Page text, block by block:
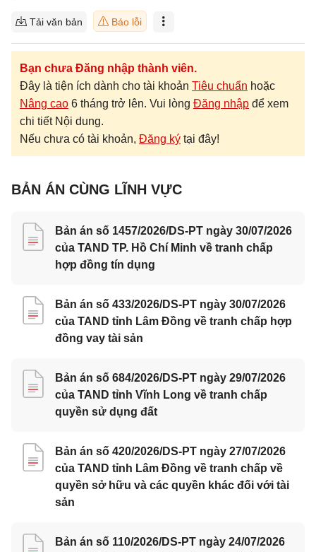
Tải văn bản Báo lỗi
Bạn chưa Đăng nhập thành viên.
Đây là tiện ích dành cho tài khoản Tiêu chuẩn hoặc
Nâng cao 6 tháng trở lên. Vui lòng Đăng nhập để xem
chi tiết Nội dung.
Nếu chưa có tài khoản, Đăng ký tại đây!
BẢN ÁN CÙNG LĨNH VỰC
Bản án số 1457/2026/DS-PT ngày 30/07/2026
của TAND TP. Hồ Chí Minh về tranh chấp
hợp đồng tín dụng
Bản án số 433/2026/DS-PT ngày 30/07/2026
của TAND tỉnh Lâm Đồng về tranh chấp hợp
đồng vay tài sản
Bản án số 684/2026/DS-PT ngày 29/07/2026
của TAND tỉnh Vĩnh Long về tranh chấp
quyền sử dụng đất
Bản án số 420/2026/DS-PT ngày 27/07/2026
của TAND tỉnh Lâm Đồng về tranh chấp về
quyền sở hữu và các quyền khác đối với tài
sản
Bản án số 110/2026/DS-PT ngày 24/07/2026